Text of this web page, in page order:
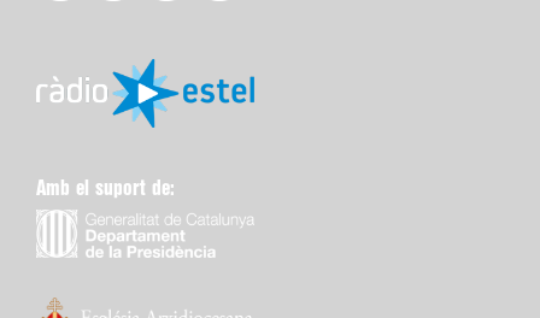
Amb el suport de: